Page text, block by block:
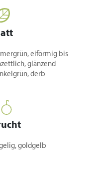
eiförmig bis
glänzend
derb
goldgelb